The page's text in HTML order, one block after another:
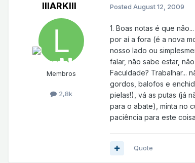
lllARKlll
Membros
2,8k
Posted August 12, 2009
1. Boas notas é que
por aí a fora (é a nova
nosso lado ou
falar, não sabe estar,
Faculdade? Trabalhar...
gordos, balofos e
pielas!), vá as putas (já
para o abate), minta no
paciência para este
Quote